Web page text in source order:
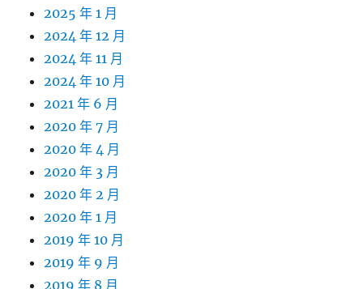
2025 年 1 月
2024 年 12 月
2024 年 11 月
2024 年 10 月
2021 年 6 月
2020 年 7 月
2020 年 4 月
2020 年 3 月
2020 年 2 月
2020 年 1 月
2019 年 10 月
2019 年 9 月
2019 年 8 月